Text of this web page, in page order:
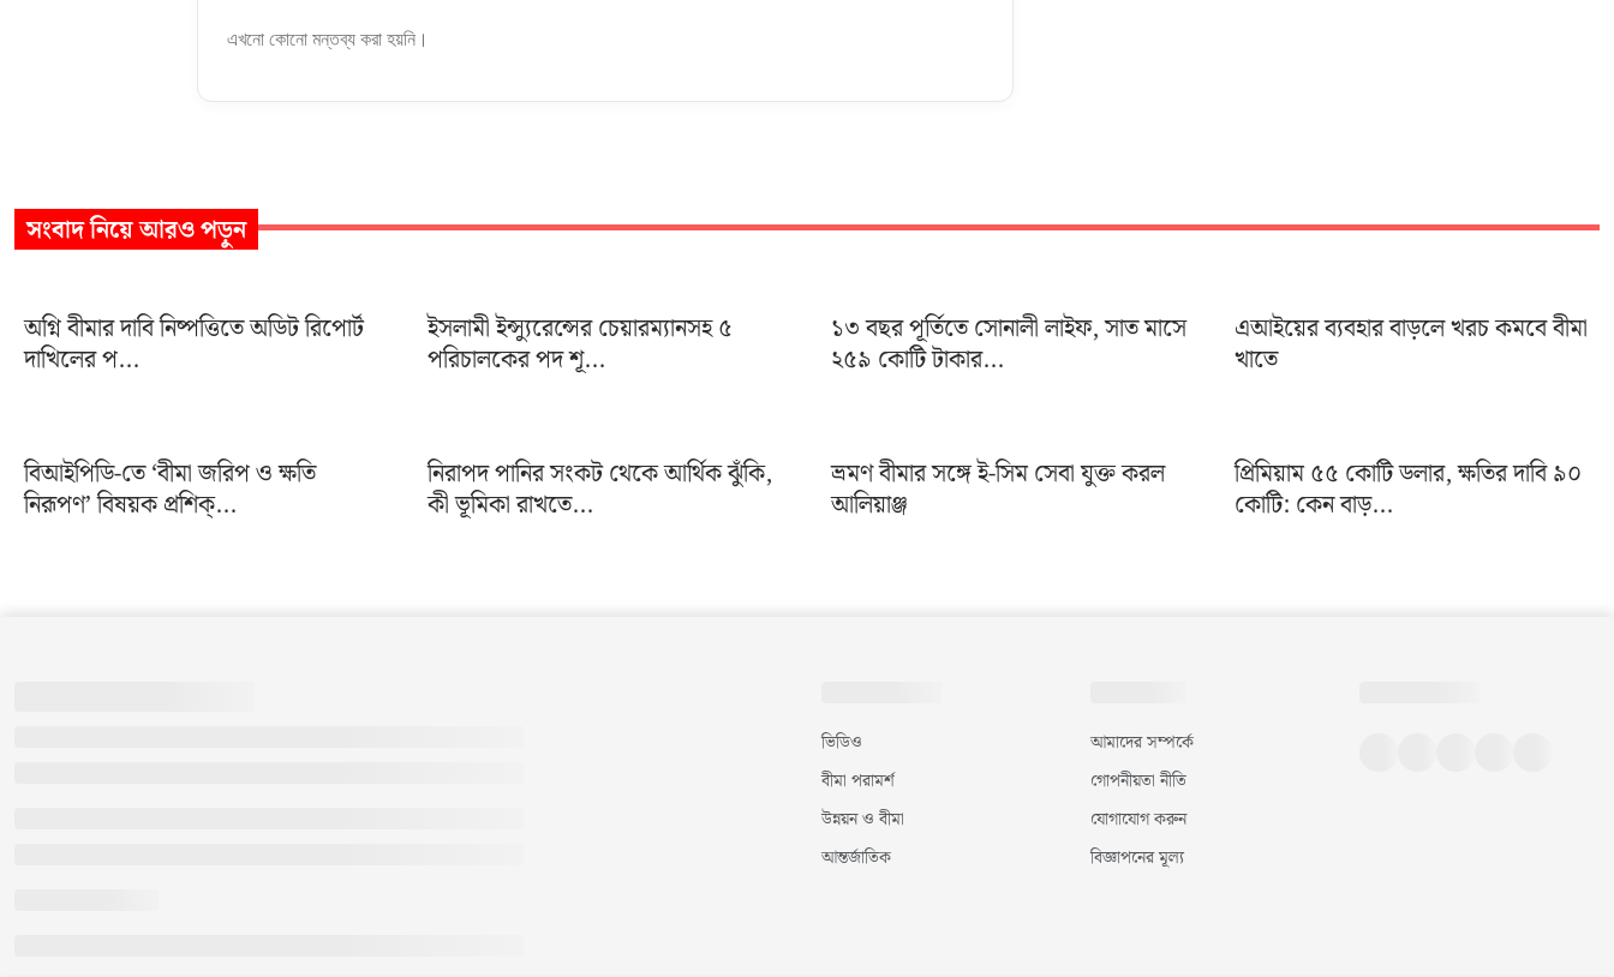
এখনো কোনো মন্তব্য করা হয়নি।
সংবাদনিয়ে আরও পড়ুন
অগ্নি বীমার দাবি নিষ্পত্তিতে অডিট রিপোর্ট
দাখিলের প...
ইসলামী ইন্স্যুরেন্সের চেয়ারম্যানসহ ৫
পরিচালকের পদ শূ...
১৩ বছর পূর্তিতে সোনালী লাইফ, সাত মাসে
২৫৯ কোটি টাকার...
এআইয়ের ব্যবহার বাড়লে খরচ কমবে বীমা
খাতে
বিআইপিডি-তে ‘বীমা জরিপ ও ক্ষতি
নিরূপণ’ বিষয়ক প্রশিক্...
নিরাপদ পানির সংকট থেকে আর্থিক ঝুঁকি,
কী ভূমিকা রাখতে...
ভ্রমণ বীমার সঙ্গে ই-সিম সেবা যুক্ত করল
আলিয়াঞ্জ
প্রিমিয়াম ৫৫ কোটি ডলার, ক্ষতির দাবি ৯০
কোটি: কেন বাড়...
ভিডিও
বীমা পরামর্শ
উন্নয়ন ও বীমা
আন্তর্জাতিক
আমাদের সম্পর্কে
গোপনীয়তা নীতি
যোগাযোগ করুন
বিজ্ঞাপনের মূল্য